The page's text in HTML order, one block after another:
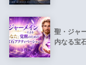
聖・ジャ
内なる宝